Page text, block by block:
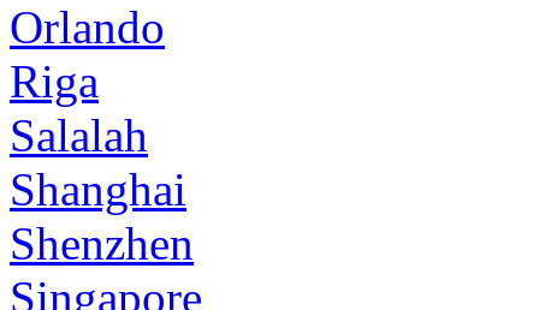
Orlando
Riga
Salalah
Shanghai
Shenzhen
Singapore